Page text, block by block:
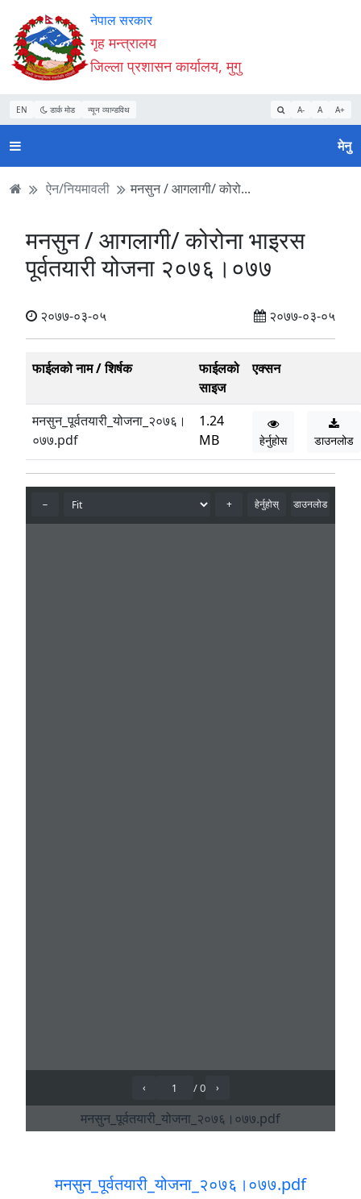
Accessibility
Mode
सुरु
गर्नुहोस्
सामाग्री
पढ्नुहाेस्
नेभिगेसन
पढ्नुहाेस्
वेबसाइट
खोजमा
जानुहोस्
नेपाल सरकार
गृह मन्त्रालय
जिल्ला प्रशासन कार्यालय, मुगु
EN डार्क मोड न्यून व्यान्डविथ A- A A+
मेनु
ऐन/नियमावली मनसुन / आगलागी/ कोरो...
मनसुन / आगलागी/ कोरोना भाइरस
पूर्वतयारी योजना २०७६।०७७
२०७७-०३-०५ २०७७-०३-०५
फाईलको नाम / शिर्षक
फाईलको
साइज
एक्सन
मनसुन_पूर्वतयारी_योजना_२०७६।
०७७.pdf
1.24
MB
हेर्नुहोस डाउनलोड
मनसुन_पूर्वतयारी_योजना_२०७६।०७७.pdf